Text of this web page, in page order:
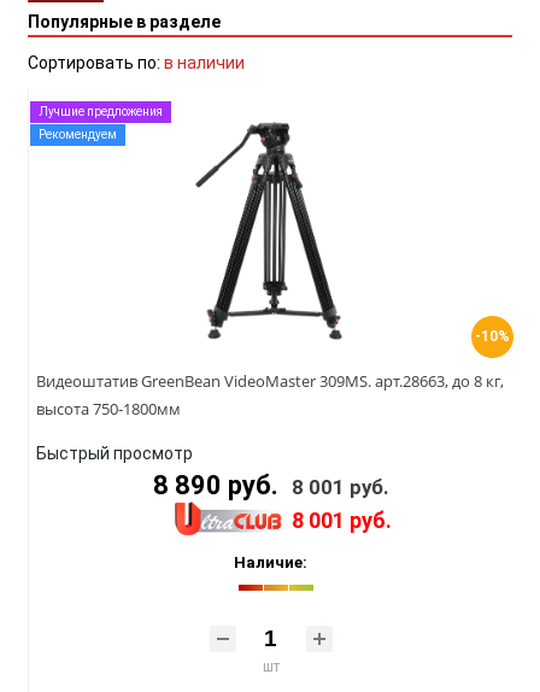
Популярные в разделе
Сортировать по: в наличии
-10%
Лучшие предложения
Рекомендуем
Видеоштатив GreenBean VideoMaster 309MS. арт.28663, до 8 кг,
высота 750-1800мм
Быстрый просмотр
8 890 руб. 8 001 руб.
8 001 руб.
Наличие:
шт